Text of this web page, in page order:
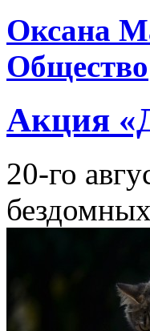
Оксана
Общество
Акция
20-го